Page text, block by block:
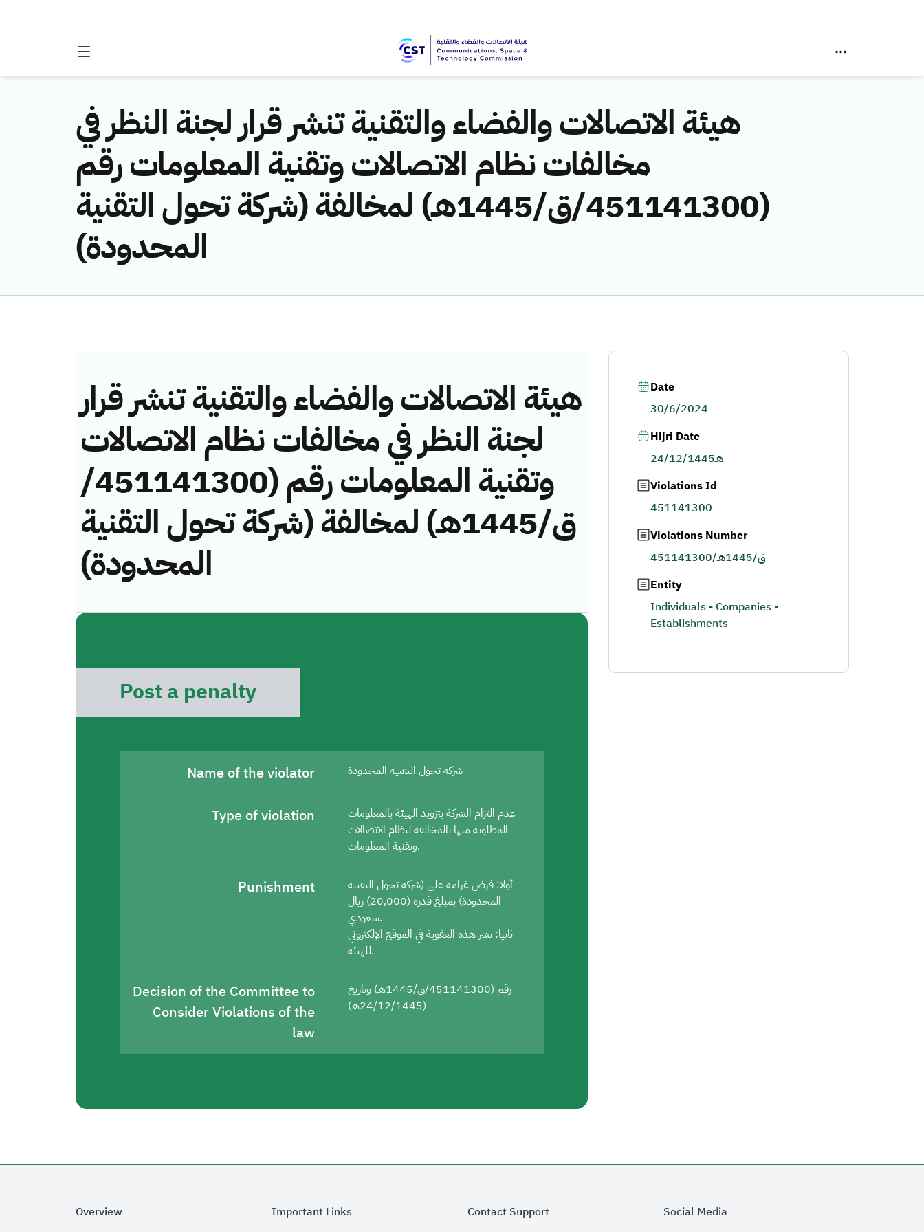
هيئة الاتصالات والفضاء والتقنية تنشر قرار لجنة النظر في
مخالفات نظام الاتصالات وتقنية المعلومات رقم
(451141300/ق/1445هـ) لمخالفة (شركة تحول التقنية
المحدودة)
هيئة الاتصالات والفضاء والتقنية تنشر قرار
لجنة النظر في مخالفات نظام الاتصالات
وتقنية المعلومات رقم (451141300/
ق/1445هـ) لمخالفة (شركة تحول التقنية
المحدودة)
Post a penalty
Name of the violator شركة تحول التقنية المحدودة
Type of violation
عدم التزام الشركة بتزويد الهيئة بالمعلومات
المطلوبة منها بالمخالفة لنظام الاتصالات
وتقنية المعلومات.
Punishment
أولا: فرض غرامة على (شركة تحول التقنية
المحدودة) بمبلغ قدره (20,000) ريال
سعودي.
ثانيا: نشر هذه العقوبة في الموقع الإلكتروني
للهيئة.
Decision of the Committee to
Consider Violations of the
law
رقم (451141300/ق/1445هـ) وتاريخ
(24/12/1445هـ)
Date
30/6/2024
Hijri Date
24/12/1445هـ
Violations Id
451141300
Violations Number
451141300/ق/1445هـ
Entity
Individuals - Companies -
Establishments
Overview Important Links Contact Support Social Media